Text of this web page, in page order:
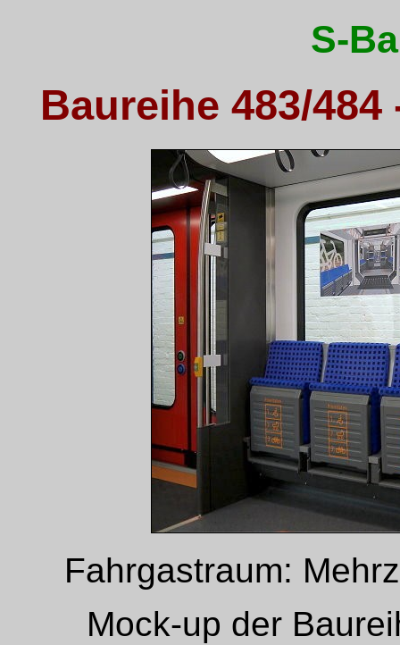
S-
Baureihe 483/
Fahrgastraum:
Mock-up der